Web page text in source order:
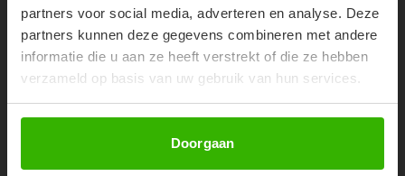
partners voor social media, adverteren en analyse. Deze
partners kunnen deze gegevens combineren met andere
informatie die u aan ze heeft verstrekt of die ze hebben
verzameld op basis van uw gebruik van hun services.
Doorgaan
€34,99